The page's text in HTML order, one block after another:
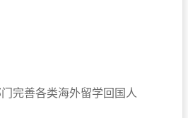
完善各类海外留学回国人